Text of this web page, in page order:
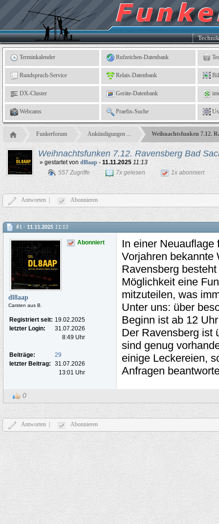
Kleingartenverein
e.
V.,
Leinefelde
Terminkalender Rufzeichen-Datenbank
Rundspruch-Service Relais-Datenbank
DX-Cluster Geräte-Datenbank
Webcams Praefix-Suche
Funkerforum Ankündigungen ... Weihnachtsfunken 7.12.
Weihnachtsfunken 7.12. Ravensberg Bad
» gestartet vondl8aap- 11.11.2025 11:13
557 Zugriffe
7x gelesen 1x abonniert
Antworten | Abonnieren
#1 - 11.11.2025 11:13
Abonniert
dl8aap
Carsten aus B.
Registriert seit: 19.02.2025
letzter Login:
31.07.2026
8:49 Uhr
Beiträge:
29
letzter Beitrag:
31.07.2026
13:01 Uhr
In einer Neuauflage
Vorjahren bekannte
Ravensberg
Möglichkeit eine
mitzuteilen, was
Unter uns: über
Beginn ist ab 12
Der Ravensberg ist
sind genug
einige Leckereien,
Anfragen
0
Antworten | Abonnieren